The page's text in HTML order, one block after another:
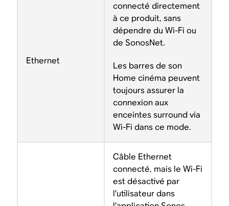
Ethernet
connecté directement
à ce produit, sans
dépendre du Wi-Fi ou
de SonosNet.
Les barres de son
Home cinéma peuvent
toujours assurer la
connexion aux
enceintes surround via
Wi-Fi dans ce mode.
Câble Ethernet
connecté, mais le Wi-Fi
est désactivé par
l’utilisateur dans